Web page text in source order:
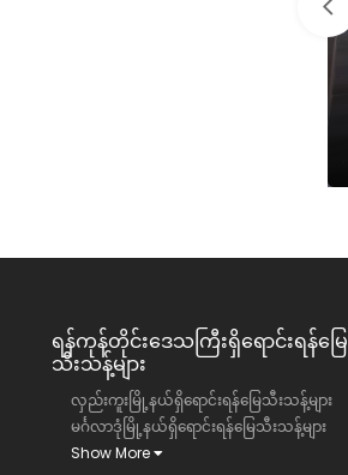
ရန်ကုန်တိုင်းဒေသကြီး​ရှိရောင်းရန်မြေ
သီးသန့်များ
လှည်းကူးမြို့နယ်ရှိရောင်းရန်မြေသီးသန့်များ
မင်္ဂလာဒုံမြို့နယ်ရှိရောင်းရန်မြေသီးသန့်များ
Show More